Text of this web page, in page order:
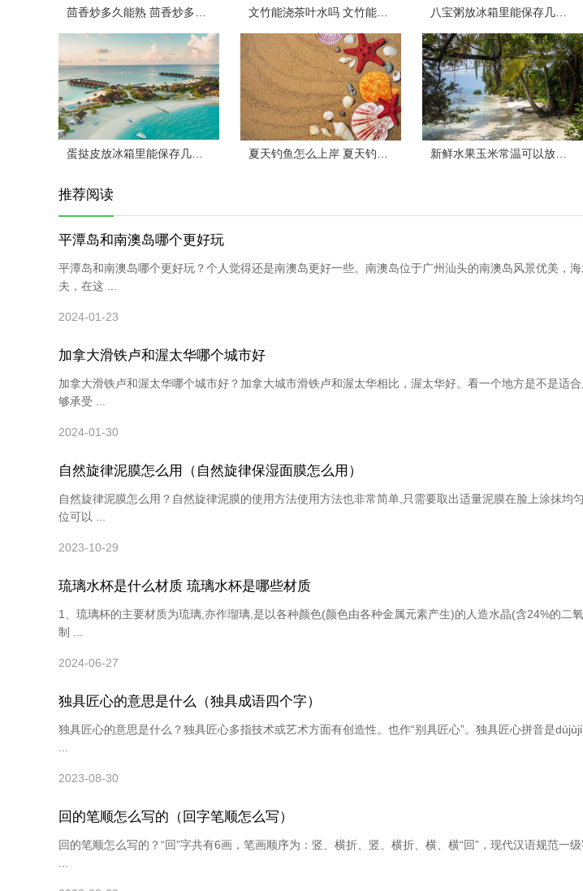
推荐阅读
平潭岛和南澳岛哪个更好玩
平潭岛和南澳岛哪个更好玩？个人觉得还是南澳岛更好一些。南澳岛位于广州汕头的南澳岛风景优美，
夫，在这 ...
2024-01-23
加拿大滑铁卢和渥太华哪个城市好
加拿大滑铁卢和渥太华哪个城市好？加拿大城市滑铁卢和渥太华相比，渥太华好。看一个地方是不是适
够承受 ...
2024-01-30
自然旋律泥膜怎么用（自然旋律保湿面膜怎么用）
自然旋律泥膜怎么用？自然旋律泥膜的使用方法使用方法也非常简单,只需要取出适量泥膜在脸上涂抹均
位可以 ...
2023-10-29
琉璃水杯是什么材质 琉璃水杯是哪些材质
1、琉璃杯的主要材质为琉璃,亦作瑠璃,是以各种颜色(颜色由各种金属元素产生)的人造水晶(含24%的二
制 ...
2024-06-27
独具匠心的意思是什么（独具成语四个字）
独具匠心的意思是什么？独具匠心多指技术或艺术方面有创造性。也作“别具匠心”。独具匠心拼音是
2023-08-30
回的笔顺怎么写的（回字笔顺怎么写）
回的笔顺怎么写的？“回”字共有6画，笔画顺序为：竖、横折、竖、横折、横、横“回”，现代汉语规范一